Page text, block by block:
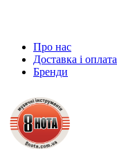
Про нас
Доставка і оплата
Бренди